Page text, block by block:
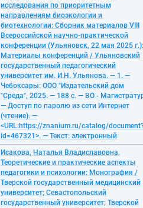
исследования по приоритетным
направлениям биоэкологии и
биотехнологии: Сборник материалов VIII
Всероссийской научно-практической
конференции (Ульяновск, 22 мая 2025 г.):
Материалы конференций / Ульяновский
государственный педагогический
университет им. И.Н. Ульянова. — 1. —
Чебоксары: ООО "Издательский дом
"Среда", 2025. — 188 с. — ВО -
— Доступ по паролю из сети Интернет
(чтение). —
<URL:https://znanium.ru/catalog/
id=467321>. — Текст: электронный
Исакова, Наталья Владиславовна.
Теоретические и практические аспекты
педагогики и психологии: Монография /
Тверской государственный медицинский
университет; Севастопольский
государственный университет; Тверской